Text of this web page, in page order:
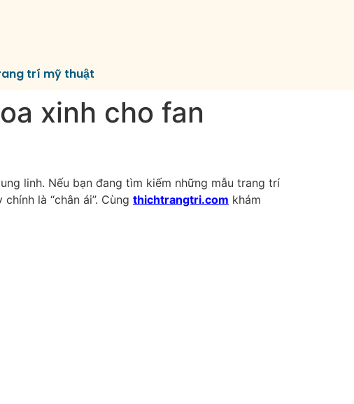
trí mỹ thuật
xinh cho fan
linh. Nếu bạn đang tìm kiếm những mẫu trang trí
là “chân ái”. Cùng thichtrangtri.com khám